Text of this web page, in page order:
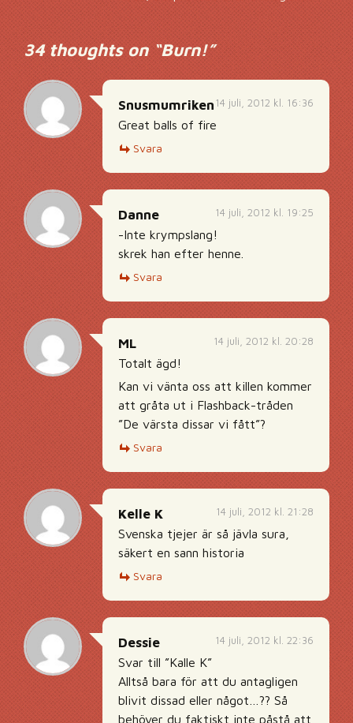
34 thoughts on “Burn!”
14 juli, 2012 kl. 16:36
Snusmumriken
Great balls of fire
Svara
14 juli, 2012 kl. 19:25
Danne
-Inte krympslang!
skrek han efter henne.
Svara
14 juli, 2012 kl. 20:28
ML
Totalt ägd!
Kan vi vänta oss att killen kommer
att gråta ut i Flashback-tråden
”De värsta dissar vi fått”?
Svara
14 juli, 2012 kl. 21:28
Kelle K
Svenska tjejer är så jävla sura,
säkert en sann historia
Svara
14 juli, 2012 kl. 22:36
Dessie
Svar till ”Kalle K”
Alltså bara för att du antagligen
blivit dissad eller något…?? Så
behöver du faktiskt inte påstå att